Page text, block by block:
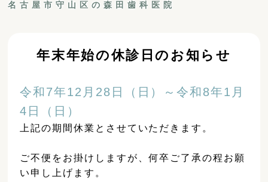
名古屋市守山区の森田歯科医院
年末年始の休診日のお知らせ
令和7年12月28日（日）～令和8年1月
4日（日）
上記の期間休業とさせていただきます。
ご不便をお掛けしますが、何卒ご了承の程お願
い申し上げます。